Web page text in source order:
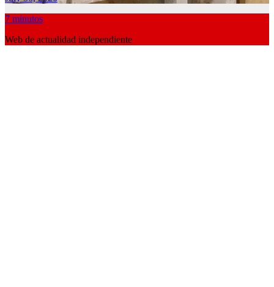
7 minutos
Web de actualidad independiente